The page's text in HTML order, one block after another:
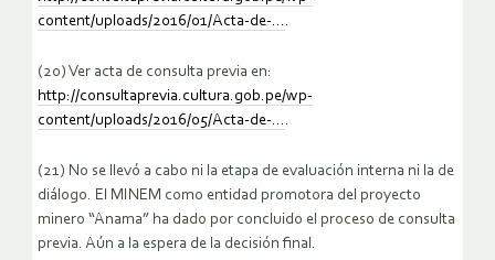
content/uploads/2016/01/Acta-de-… .
(20) Ver acta de consulta previa en:
http://consultaprevia.cultura.gob.pe/wp-
content/uploads/2016/05/Acta-de-… .
(21) No se llevó a cabo ni la etapa de evaluación interna ni la de
diálogo. El MINEM como entidad promotora del proyecto
minero “Anama” ha dado por concluido el proceso de consulta
previa. Aún a la espera de la decisión final.